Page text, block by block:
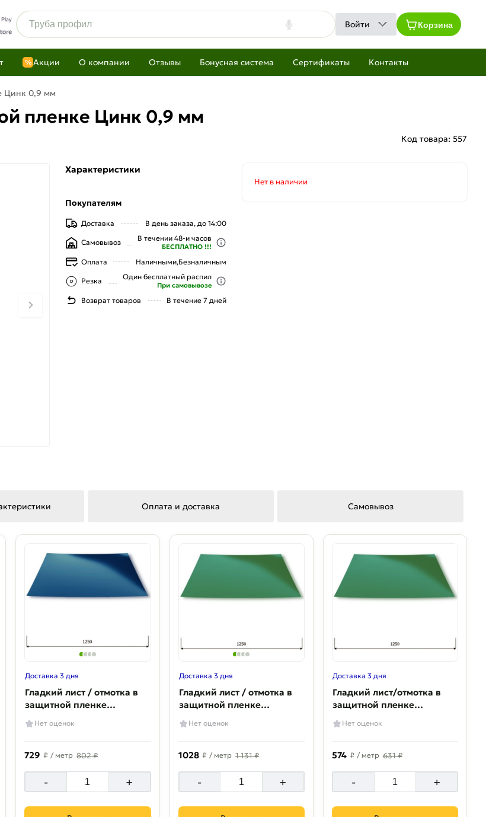
Войти Корзина
% Акции О компании Отзывы Бонусная система Сертификаты Контакты
Цинк 0,9 мм
пленке Цинк 0,9 мм
Код товара: 557
Нет в наличии
Характеристики
Покупателям
Доставка В день заказа, до 14:00
Самовывоз В течении 48-и часов
БЕСПЛАТНО !!!
Оплата Наличными,Безналичным
Резка Один бесплатный распил
При самовывозе
Возврат товаров В течение 7 дней
Оплата и доставка Самовывоз
Доставка 3 дня
Гладкий лист / отмотка в
защитной пленке
Полиэстер 0,5 мм
Нет оценок
729 ₽ / метр 802 ₽
- +
Доставка 3 дня
Гладкий лист / отмотка в
защитной пленке
Полиэстер 0,7 мм
Нет оценок
1028 ₽ / метр 1 131 ₽
- +
Доставка 3 дня
Гладкий лист/отмотка в
защитной пленке
Полиэстер 0,35 мм
Нет оценок
574 ₽ / метр 631 ₽
- +